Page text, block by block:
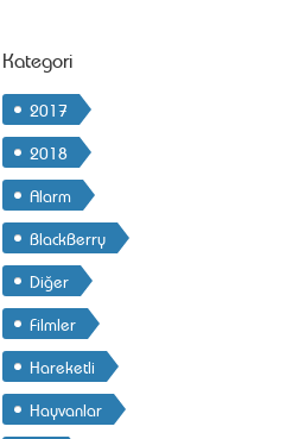
Kategori
2017
2018
Alarm
BlackBerry
Diğer
Filmler
Hareketli
Hayvanlar